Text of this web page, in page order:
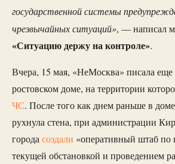
государственной системы
чрезвычайных ситуаций», — написал
«Ситуацию держу на контроле».
Вчера, 15 мая, «НеМосква» писала
ростовском доме, на территории
ЧС. После того как днем раньше в
рухнула стена, при администрации
городасоздали «оперативный штаб по
текущей обстановкой и проведением